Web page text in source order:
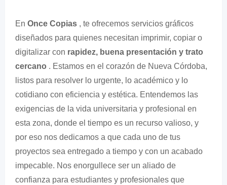
En Once Copias , te ofrecemos servicios gráficos
diseñados para quienes necesitan imprimir, copiar o
digitalizar con rapidez, buena presentación y trato
cercano . Estamos en el corazón de Nueva Córdoba,
listos para resolver lo urgente, lo académico y lo
cotidiano con eficiencia y estética. Entendemos las
exigencias de la vida universitaria y profesional en
esta zona, donde el tiempo es un recurso valioso, y
por eso nos dedicamos a que cada uno de tus
proyectos sea entregado a tiempo y con un acabado
impecable. Nos enorgullece ser un aliado de
confianza para estudiantes y profesionales que